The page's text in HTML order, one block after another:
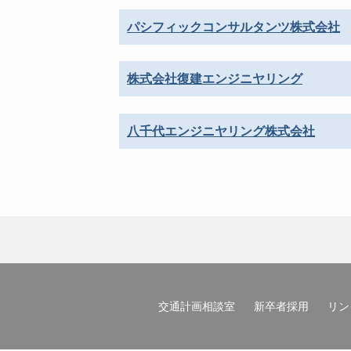
パシフィックコンサルタンツ株式会社
株式会社復建エンジニヤリング
八千代エンジニヤリング株式会社
交通計画相談室 新卒者採用 リ